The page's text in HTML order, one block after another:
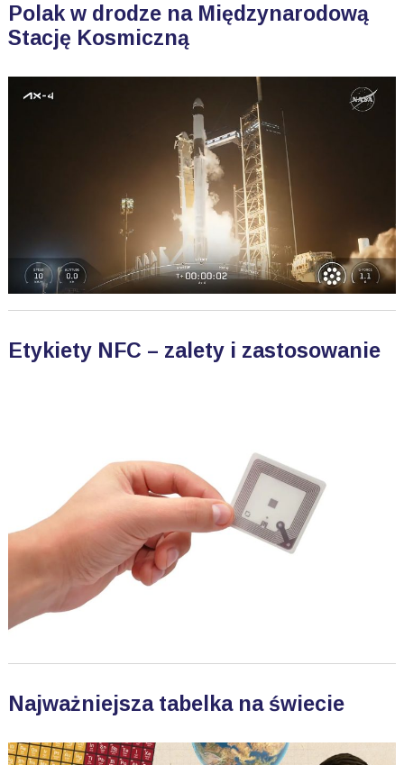
Polak w drodze na Międzynarodową
Stację Kosmiczną
Etykiety NFC – zalety i zastosowanie
Najważniejsza tabelka na świecie